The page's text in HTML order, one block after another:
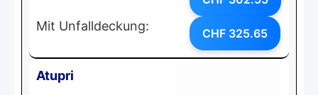
Mit Unfalldeckung: CHF 325.65
Atupri